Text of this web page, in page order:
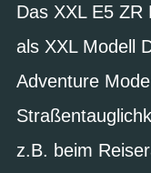
Das XXL E5 ZR
als XXL Modell
Adventure
z.B. beim